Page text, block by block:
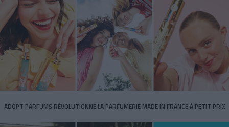
ADOPT PARFUMS RÉVOLUTIONNE LA PARFUMERIE MADE IN FRANCE À PETIT PRIX